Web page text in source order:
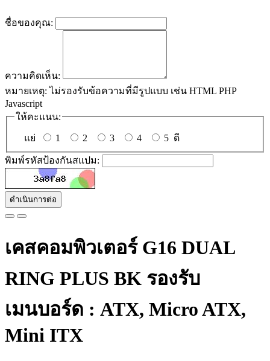
ชื่อของคุณ:
ความคิดเห็น:
หมายเหตุ: ไม่รองรับข้อความที่มีรูปแบบ เช่น HTML PHP
Javascript
ให้คะแนน:
แย่ 1 2 3 4 5 ดี
พิมพ์รหัสป้องกันสแปม:
ดำเนินการต่อ
เคสคอมพิวเตอร์ G16 DUAL
RING PLUS BK รองรับ
เมนบอร์ด : ATX, Micro ATX,
Mini ITX